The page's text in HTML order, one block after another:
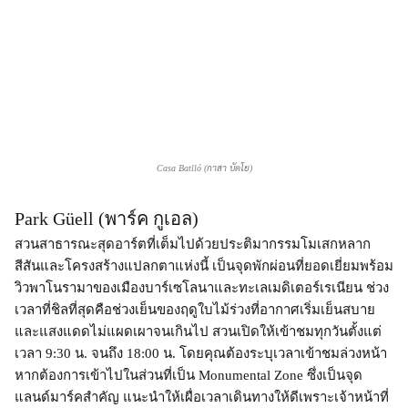
Casa Batlló (กาสา บัตโย)
Park Güell (พาร์ค กูเอล)
สวนสาธารณะสุดอาร์ตที่เต็มไปด้วยประติมากรรมโมเสกหลาก
สีสันและโครงสร้างแปลกตาแห่งนี้ เป็นจุดพักผ่อนที่ยอดเยี่ยมพร้อม
วิวพาโนรามาของเมืองบาร์เซโลนาและทะเลเมดิเตอร์เรเนียน ช่วง
เวลาที่ชิลที่สุดคือช่วงเย็นของฤดูใบไม้ร่วงที่อากาศเริ่มเย็นสบาย
และแสงแดดไม่แผดเผาจนเกินไป สวนเปิดให้เข้าชมทุกวันตั้งแต่
เวลา 9:30 น. จนถึง 18:00 น. โดยคุณต้องระบุเวลาเข้าชมล่วงหน้า
หากต้องการเข้าไปในส่วนที่เป็น Monumental Zone ซึ่งเป็นจุด
แลนด์มาร์คสำคัญ แนะนำให้เผื่อเวลาเดินทางให้ดีเพราะเจ้าหน้าที่